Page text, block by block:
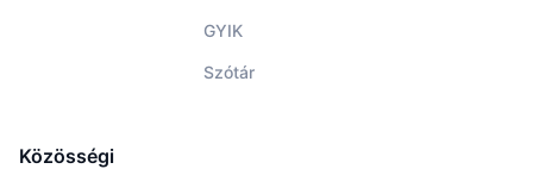
GYIK
Szótár
Közösségi